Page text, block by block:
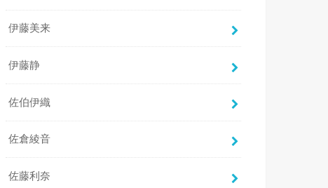
伊藤美来
伊藤静
佐伯伊織
佐倉綾音
佐藤利奈